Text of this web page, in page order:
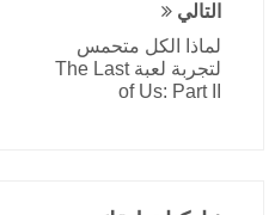
التالي
لماذا الكل متحمس
لتجربة لعبة The Last
of Us: Part II